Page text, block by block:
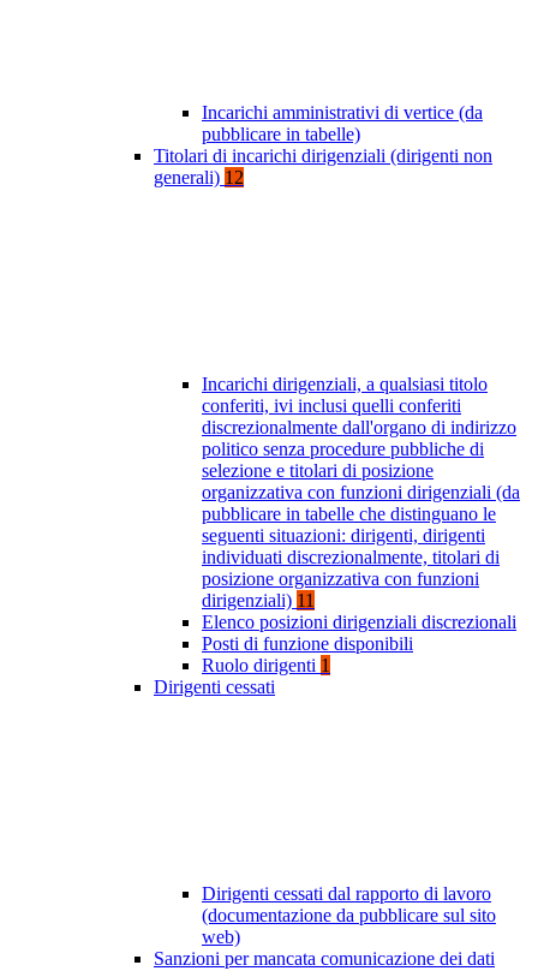
Incarichi amministrativi di vertice (da
pubblicare in tabelle)
Titolari di incarichi dirigenziali (dirigenti non
generali) 12
Incarichi dirigenziali, a qualsiasi titolo
conferiti, ivi inclusi quelli conferiti
discrezionalmente dall'organo di indirizzo
politico senza procedure pubbliche di
selezione e titolari di posizione
organizzativa con funzioni dirigenziali (da
pubblicare in tabelle che distinguano le
seguenti situazioni: dirigenti, dirigenti
individuati discrezionalmente, titolari di
posizione organizzativa con funzioni
dirigenziali) 11
Elenco posizioni dirigenziali discrezionali
Posti di funzione disponibili
Ruolo dirigenti 1
Dirigenti cessati
Dirigenti cessati dal rapporto di lavoro
(documentazione da pubblicare sul sito
web)
Sanzioni per mancata comunicazione dei dati